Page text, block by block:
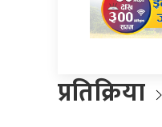
प्रतिक्रिया